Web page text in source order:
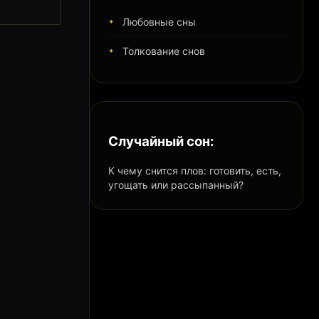
Любовные сны
Толкование снов
Случайный сон:
К чему снится плов: готовить, есть,
угощать или рассыпанный?